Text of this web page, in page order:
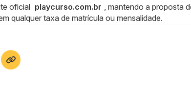
oficial playcurso.com.br , mantendo a proposta
qualquer taxa de matrícula ou mensalidade.